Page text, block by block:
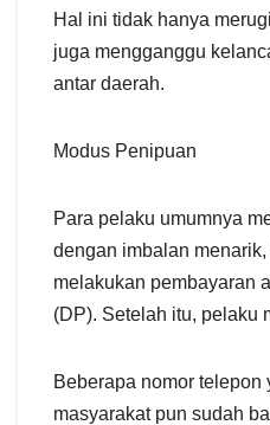
Hal ini tidak hanya
juga mengganggu
antar daerah.
Modus Penipuan
Para pelaku umumnya
dengan imbalan
melakukan pembayaran
(DP). Setelah itu, pelaku
Beberapa nomor telepon
masyarakat pun sudah